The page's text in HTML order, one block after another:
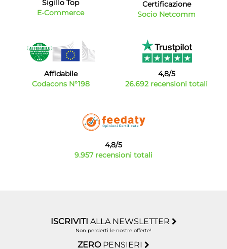
Sigillo Top
E-Commerce
Certificazione
Socio Netcomm
Affidabile
Codacons N°198
4,8/5
26.692 recensioni totali
4,8/5
9.957 recensioni totali
ISCRIVITI ALLA NEWSLETTER
Non perderti le nostre offerte!
ZERO PENSIERI